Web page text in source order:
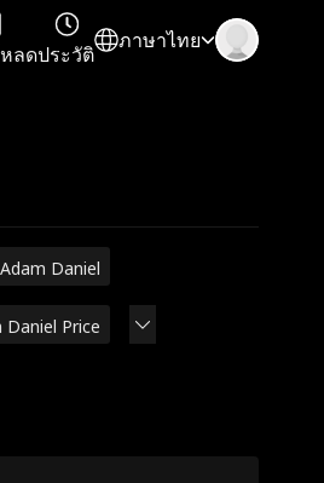
ลดประวัติ
ภาษาไทย
Adam Daniel
Daniel Price